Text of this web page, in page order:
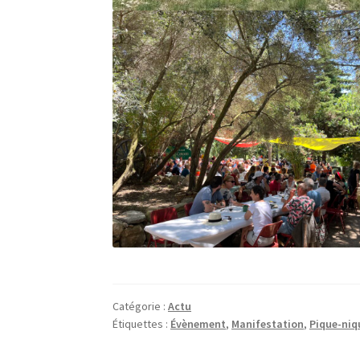
Catégorie :Actu
Étiquettes : Évènement, Manifestation, Pique-